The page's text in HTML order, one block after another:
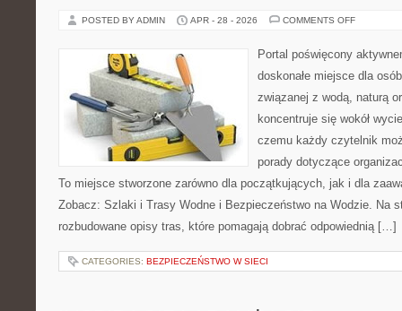
POSTED BY ADMIN APR - 28 - 2026 COMMENTS OFFON
RODZIN
I
Portal poświęcony
doskonałe miejsce dla
związanej z wodą, naturą
koncentruje się wokół
czemu każdy czytelnik
porady dotyczące
To miejsce stworzone zarówno dla początkujących, jak i dla
Zobacz: Szlaki i Trasy Wodne i Bezpieczeństwo na Wodzie. Na
rozbudowane opisy tras, które pomagają dobrać odpowiednią […]
CATEGORIES: BEZPIECZEŃSTWO W SIECI